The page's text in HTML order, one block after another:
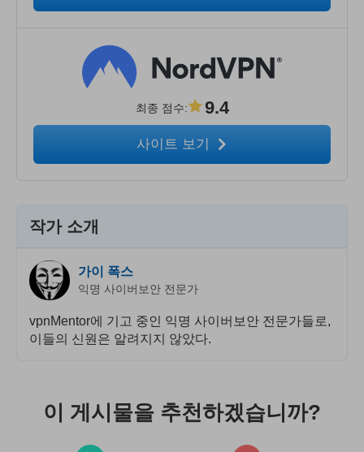
최종 점수: 9.4
사이트 보기
작가 소개
가이 폭스
익명 사이버보안 전문가
vpnMentor에 기고 중인 익명 사이버보안 전문가들로,
이들의 신원은 알려지지 않았다.
이 게시물을 추천하겠습니까?